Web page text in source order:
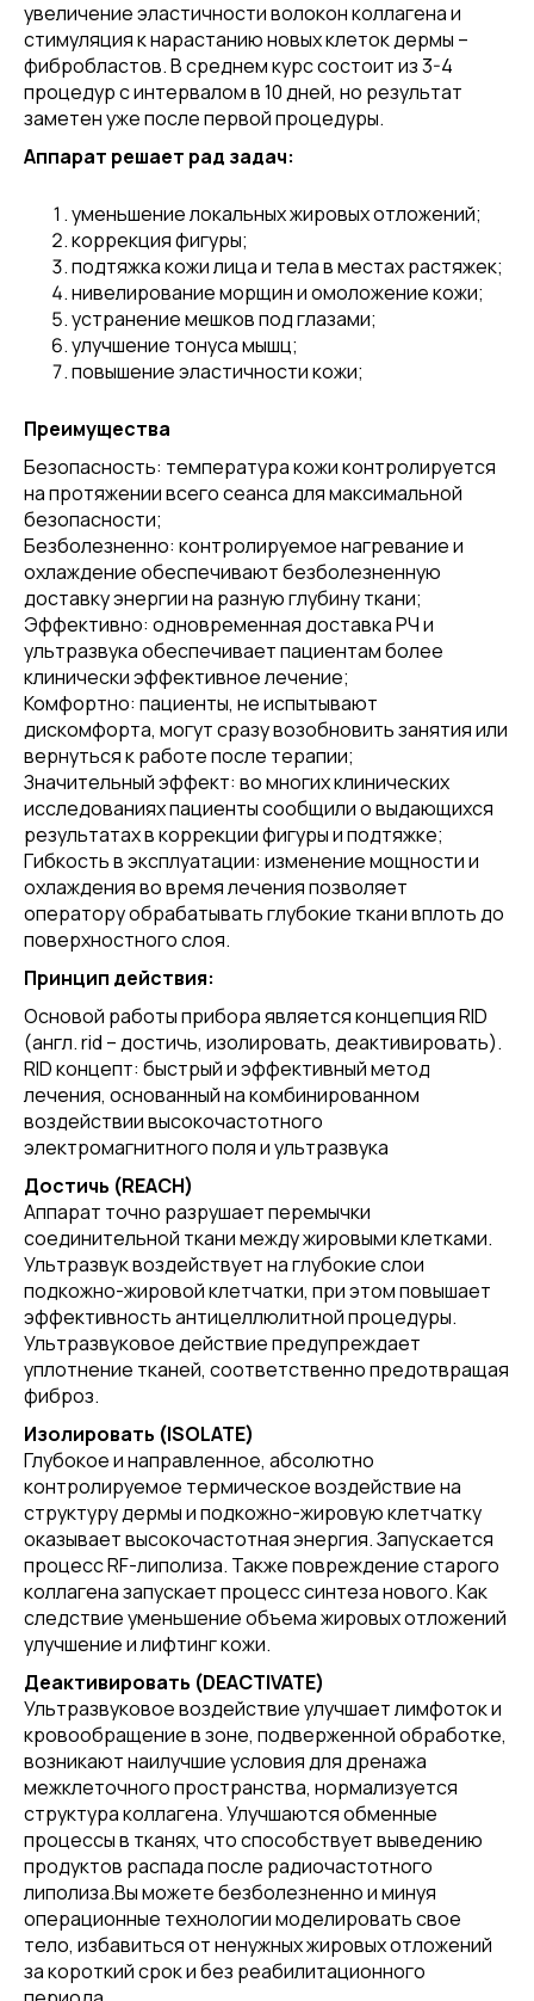
увеличение эластичности волокон коллагена и
стимуляция к нарастанию новых клеток дермы –
фибробластов. В среднем курс состоит из 3-4
процедур с интервалом в 10 дней, но результат
заметен уже после первой процедуры.
Аппарат решает рад задач:
уменьшение локальных жировых отложений;
коррекция фигуры;
подтяжка кожи лица и тела в местах растяжек;
нивелирование морщин и омоложение кожи;
устранение мешков под глазами;
улучшение тонуса мышц;
повышение эластичности кожи;
Преимущества
Безопасность: температура кожи контролируется
на протяжении всего сеанса для максимальной
безопасности;
Безболезненно: контролируемое нагревание и
охлаждение обеспечивают безболезненную
доставку энергии на разную глубину ткани;
Эффективно: одновременная доставка РЧ и
ультразвука обеспечивает пациентам более
клинически эффективное лечение;
Комфортно: пациенты, не испытывают
дискомфорта, могут сразу возобновить занятия или
вернуться к работе после терапии;
Значительный эффект: во многих клинических
исследованиях пациенты сообщили о выдающихся
результатах в коррекции фигуры и подтяжке;
Гибкость в эксплуатации: изменение мощности и
охлаждения во время лечения позволяет
оператору обрабатывать глубокие ткани вплоть до
поверхностного слоя.
Принцип действия:
Основой работы прибора является концепция RID
(англ. rid – достичь, изолировать, деактивировать).
RID концепт: быстрый и эффективный метод
лечения, основанный на комбинированном
воздействии высокочастотного
электромагнитного поля и ультразвука
Достичь (REACH)
Аппарат точно разрушает перемычки
соединительной ткани между жировыми клетками.
Ультразвук воздействует на глубокие слои
подкожно-жировой клетчатки, при этом повышает
эффективность антицеллюлитной процедуры.
Ультразвуковое действие предупреждает
уплотнение тканей, соответственно предотвращая
фиброз.
Изолировать (ISOLATE)
Глубокое и направленное, абсолютно
контролируемое термическое воздействие на
структуру дермы и подкожно-жировую клетчатку
оказывает высокочастотная энергия. Запускается
процесс RF-липолиза. Также повреждение старого
коллагена запускает процесс синтеза нового. Как
следствие уменьшение объема жировых отложений
улучшение и лифтинг кожи.
Деактивировать (DEACTIVATE)
Ультразвуковое воздействие улучшает лимфоток и
кровообращение в зоне, подверженной обработке,
возникают наилучшие условия для дренажа
межклеточного пространства, нормализуется
структура коллагена. Улучшаются обменные
процессы в тканях, что способствует выведению
продуктов распада после радиочастотного
липолиза.Вы можете безболезненно и минуя
операционные технологии моделировать свое
тело, избавиться от ненужных жировых отложений
за короткий срок и без реабилитационного